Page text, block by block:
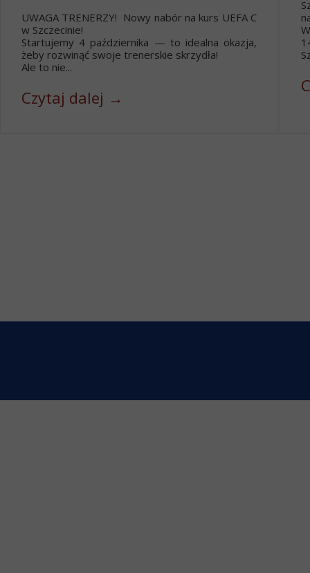
UWAGA TRENERZY! Nowy nabór na kurs UEFA C
w Szczecinie!
Startujemy 4 października — to idealna okazja,
żeby rozwinąć swoje trenerskie skrzydła!
Ale to nie...
Czytaj dalej →